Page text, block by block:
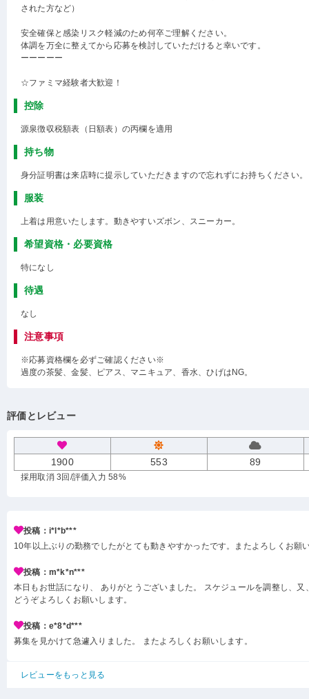
された方など）
安全確保と感染リスク軽減のため何卒ご理解ください。
体調を万全に整えてから応募を検討していただけると幸いです。
ーーーーー
☆ファミマ経験者大歓迎！
控除
源泉徴収税額表（日額表）の丙欄を適用
持ち物
身分証明書は来店時に提示していただきますので忘れずにお持ちください。
服装
上着は用意いたします。動きやすいズボン、スニーカー。
希望資格・必要資格
特になし
待遇
なし
注意事項
※応募資格欄を必ずご確認ください※
過度の茶髪、金髪、ピアス、マニキュア、香水、ひげはNG。
評価とレビュー
1900 553 89
採用取消 3回 /評価入力 58%
投稿：i*l*b***
10年以上ぶりの勤務でしたがとても動きやすかったです。またよろしくお願
投稿：m*k*n***
本日もお世話になり、 ありがとうございました。 スケジュールを調整し、又
どうぞよろしくお願いします。
投稿：e*8*d***
募集を見かけて急遽入りました。 またよろしくお願いします。
レビューをもっと見る